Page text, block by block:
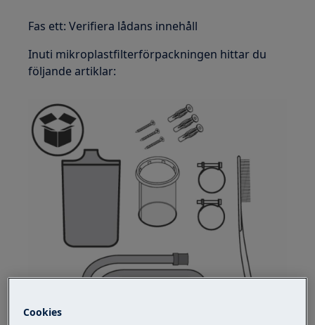
Fas ett: Verifiera lådans innehåll
Inuti mikroplastfilterförpackningen hittar du
följande artiklar:
Cookies